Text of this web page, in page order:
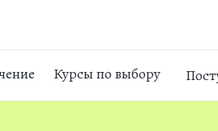
Курсы по выбору